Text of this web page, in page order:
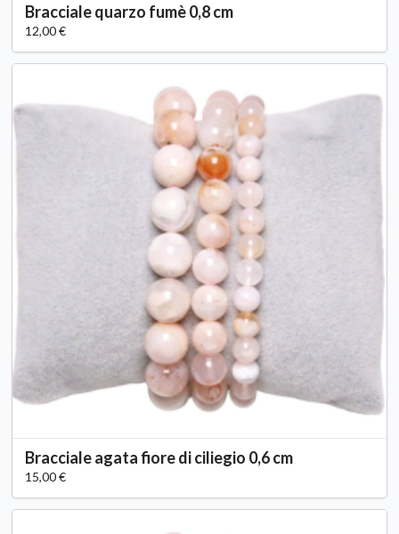
Bracciale quarzo fumè 0,8 cm
12,00 €
Bracciale agata fiore di ciliegio 0,6 cm
15,00 €